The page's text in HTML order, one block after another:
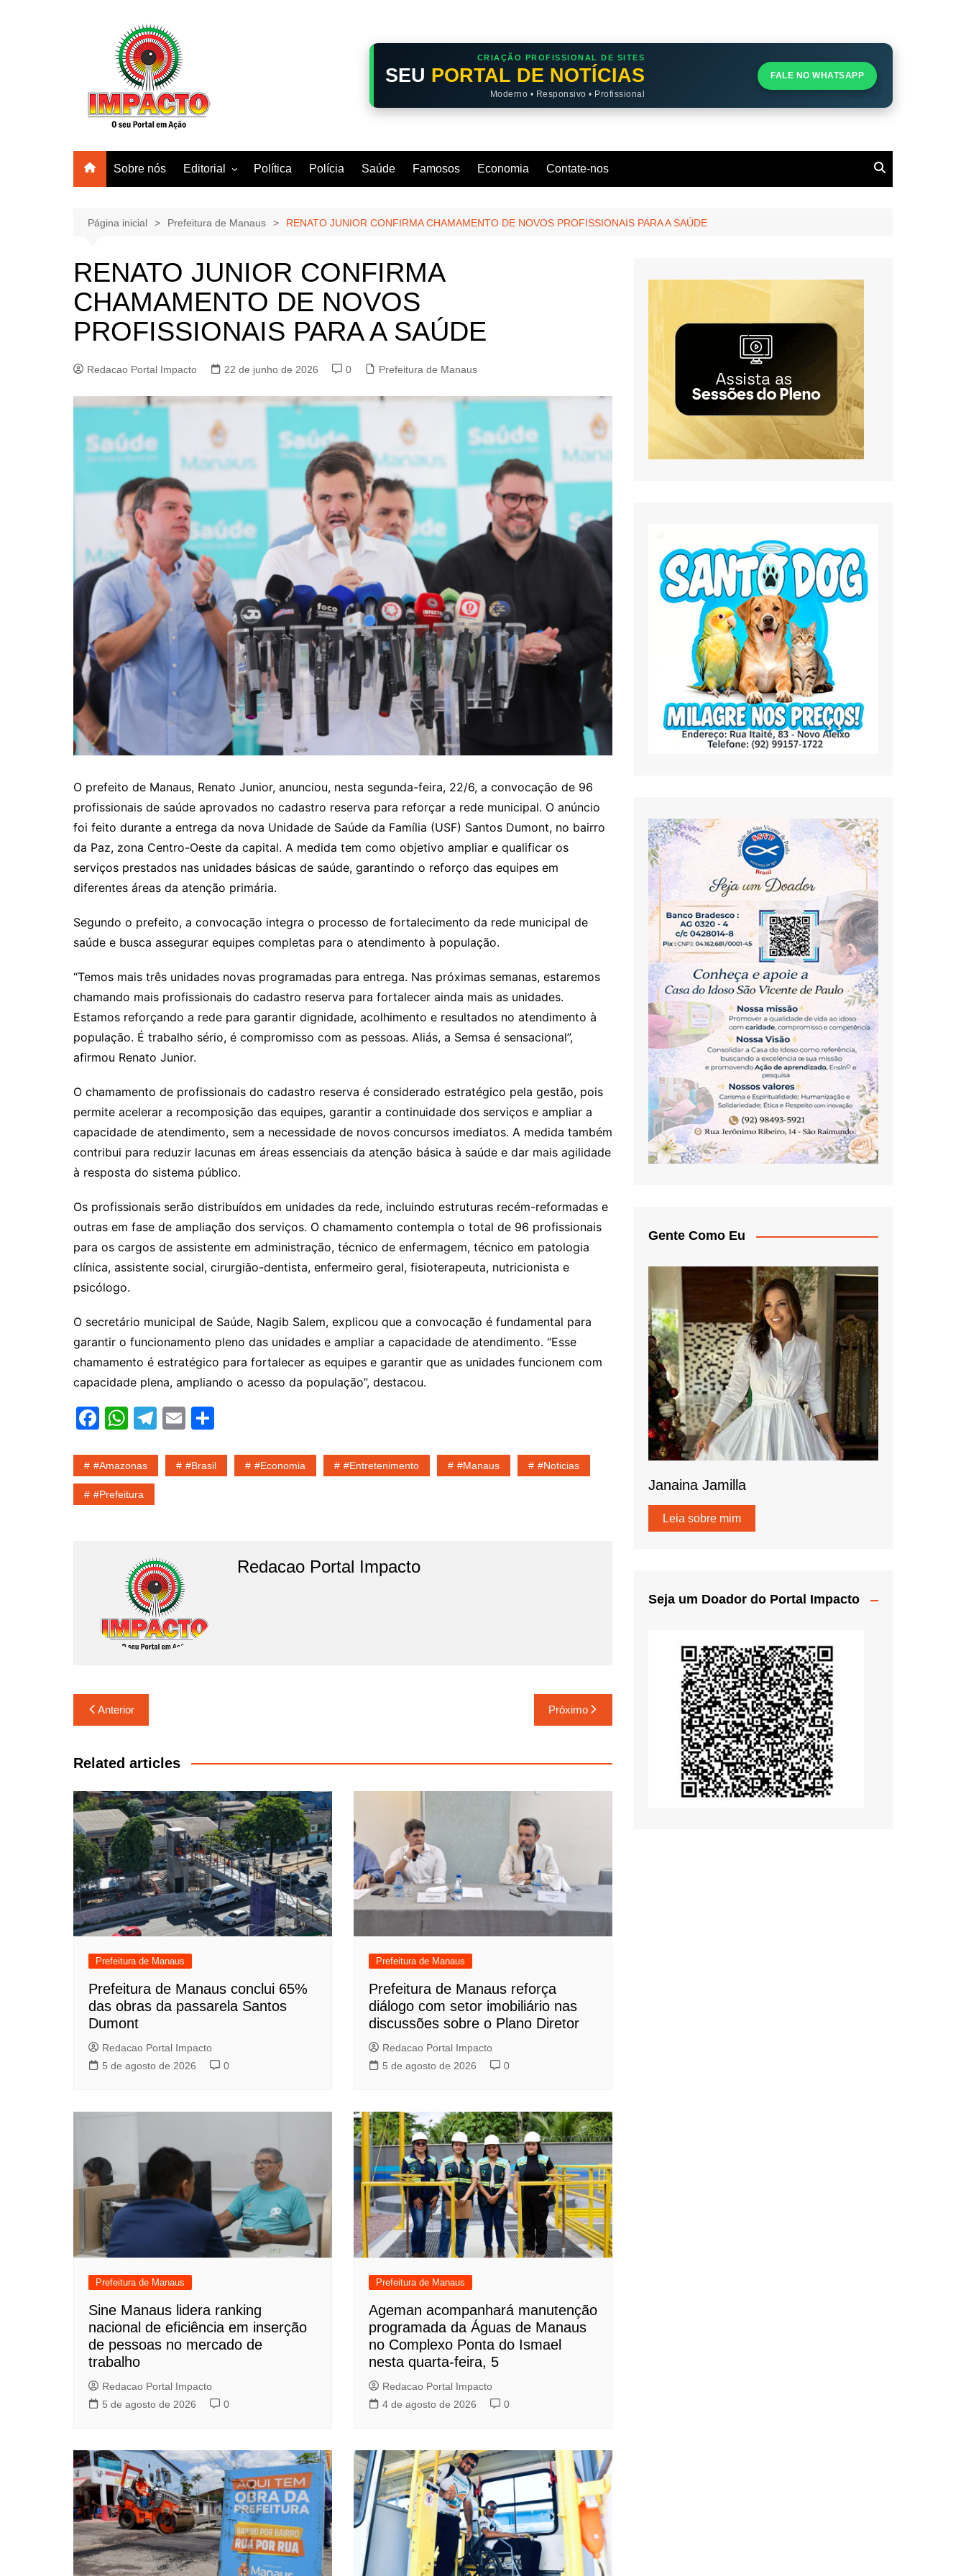
CRIAÇÃO PROFISSIONAL DE SITES
SEU PORTAL DE NOTÍCIAS
Moderno • Responsivo • Profissional
FALE NO WHATSAPP
Sobre nós Editorial
Manaus
Mundo
Política Polícia Saúde Famosos Economia Contate-nos
Página inicial Prefeitura de Manaus RENATO JUNIOR CONFIRMA CHAMAMENTO DE NOVOS PROFISSIONAIS PARA A SAÚDE
RENATO JUNIOR CONFIRMA
CHAMAMENTO DE NOVOS
PROFISSIONAIS PARA A SAÚDE
Redacao Portal Impacto 22 de junho de 2026 0 Prefeitura de Manaus
O prefeito de Manaus, Renato Junior, anunciou, nesta segunda-feira, 22/6, a convocação de 96
profissionais de saúde aprovados no cadastro reserva para reforçar a rede municipal. O anúncio
foi feito durante a entrega da nova Unidade de Saúde da Família (USF) Santos Dumont, no bairro
da Paz, zona Centro-Oeste da capital. A medida tem como objetivo ampliar e qualificar os
serviços prestados nas unidades básicas de saúde, garantindo o reforço das equipes em
diferentes áreas da atenção primária.
Segundo o prefeito, a convocação integra o processo de fortalecimento da rede municipal de
saúde e busca assegurar equipes completas para o atendimento à população.
“Temos mais três unidades novas programadas para entrega. Nas próximas semanas, estaremos
chamando mais profissionais do cadastro reserva para fortalecer ainda mais as unidades.
Estamos reforçando a rede para garantir dignidade, acolhimento e resultados no atendimento à
população. É trabalho sério, é compromisso com as pessoas. Aliás, a Semsa é sensacional”,
afirmou Renato Junior.
O chamamento de profissionais do cadastro reserva é considerado estratégico pela gestão, pois
permite acelerar a recomposição das equipes, garantir a continuidade dos serviços e ampliar a
capacidade de atendimento, sem a necessidade de novos concursos imediatos. A medida também
contribui para reduzir lacunas em áreas essenciais da atenção básica à saúde e dar mais agilidade
à resposta do sistema público.
Os profissionais serão distribuídos em unidades da rede, incluindo estruturas recém-reformadas e
outras em fase de ampliação dos serviços. O chamamento contempla o total de 96 profissionais
para os cargos de assistente em administração, técnico de enfermagem, técnico em patologia
clínica, assistente social, cirurgião-dentista, enfermeiro geral, fisioterapeuta, nutricionista e
psicólogo.
O secretário municipal de Saúde, Nagib Salem, explicou que a convocação é fundamental para
garantir o funcionamento pleno das unidades e ampliar a capacidade de atendimento. “Esse
chamamento é estratégico para fortalecer as equipes e garantir que as unidades funcionem com
capacidade plena, ampliando o acesso da população”, destacou.
F
c
e
b
W
at
s
A
p
T
e
E
ai ar
#amazonas #Brasil #economia #entretenimento #Manaus #noticias
#Prefeitura
Redacao Portal Impacto
Navegação
de
Post
Anterior Próximo
Related articles
Prefeitura de Manaus
Prefeitura de Manaus conclui 65%
das obras da passarela Santos
Dumont
Redacao Portal Impacto
5 de agosto de 2026
0
Prefeitura de Manaus
Prefeitura de Manaus reforça
diálogo com setor imobiliário nas
discussões sobre o Plano Diretor
Redacao Portal Impacto
5 de agosto de 2026
0
Prefeitura de Manaus
Sine Manaus lidera ranking
nacional de eficiência em inserção
de pessoas no mercado de
trabalho
Redacao Portal Impacto
5 de agosto de 2026
0
Prefeitura de Manaus
Ageman acompanhará manutenção
programada da Águas de Manaus
no Complexo Ponta do Ismael
nesta quarta-feira, 5
Redacao Portal Impacto
4 de agosto de 2026
0
Gente Como Eu
Janaina Jamilla
Leia sobre mim
Seja um Doador do Portal Impacto